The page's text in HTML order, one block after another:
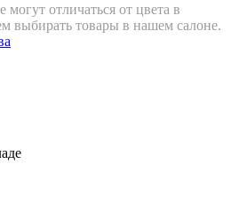
могут отличаться от цвета в
выбирать товары в нашем салоне.